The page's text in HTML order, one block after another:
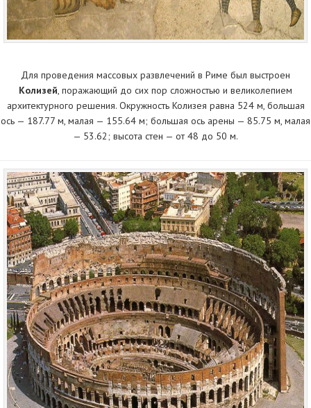
Для проведения массовых развлечений в Риме был выстроен
Колизей, поражающий до сих пор сложностью и великолепием
архитектурного решения. Окружность Колизея равна 524 м, большая
ось — 187.77 м, малая — 155.64 м; большая ось арены — 85.75 м, малая
— 53.62; высота стен — от 48 до 50 м.